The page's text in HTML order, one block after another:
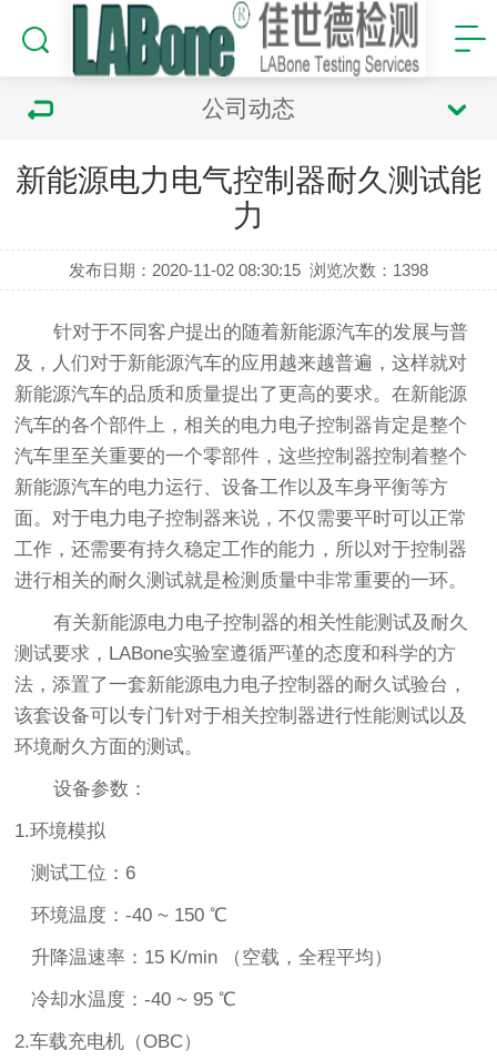
公司动态
新能源电力电气控制器耐久测试能
力
发布日期：2020-11-02 08:30:15 浏览次数： 1398
针对于不同客户提出的随着新能源汽车的发展与普
及，人们对于新能源汽车的应用越来越普遍，这样就对
新能源汽车的品质和质量提出了更高的要求。在新能源
汽车的各个部件上，相关的电力电子控制器肯定是整个
汽车里至关重要的一个零部件，这些控制器控制着整个
新能源汽车的电力运行、设备工作以及车身平衡等方
面。对于电力电子控制器来说，不仅需要平时可以正常
工作，还需要有持久稳定工作的能力，所以对于控制器
进行相关的耐久测试就是检测质量中非常重要的一环。
有关新能源电力电子控制器的相关性能测试及耐久
测试要求，LABone实验室遵循严谨的态度和科学的方
法，添置了一套新能源电力电子控制器的耐久试验台，
该套设备可以专门针对于相关控制器进行性能测试以及
环境耐久方面的测试。
设备参数：
1.环境模拟
测试工位：6
环境温度：-40 ~ 150 ℃
升降温速率：15 K/min （空载，全程平均）
冷却水温度：-40 ~ 95 ℃
2.车载充电机（OBC）